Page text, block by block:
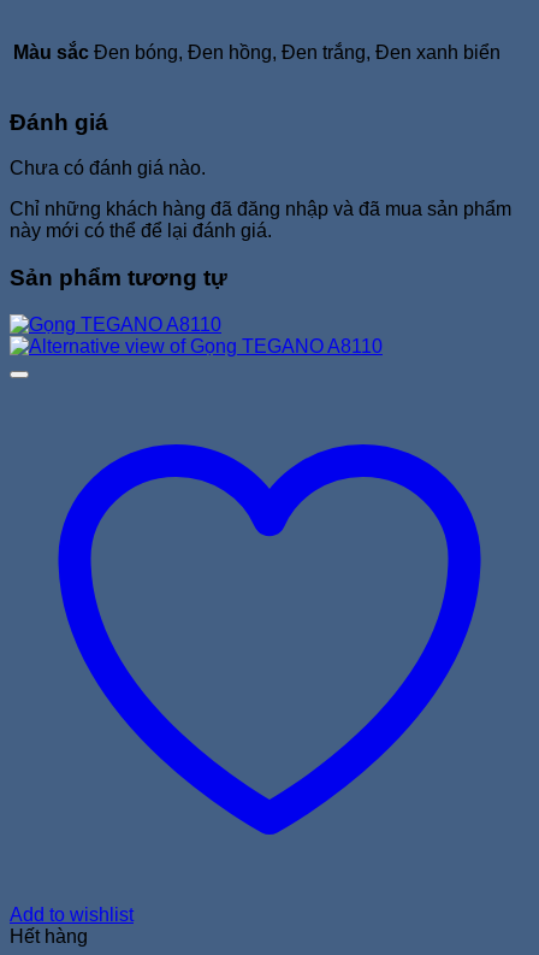
Màu sắc Đen bóng, Đen hồng, Đen trắng, Đen xanh biển
Đánh giá
Chưa có đánh giá nào.
Chỉ những khách hàng đã đăng nhập và đã mua sản phẩm
này mới có thể để lại đánh giá.
Sản phẩm tương tự
Add to wishlist
Hết hàng